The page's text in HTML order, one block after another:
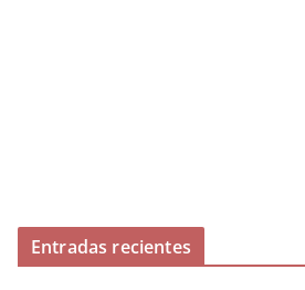
Entradas recientes